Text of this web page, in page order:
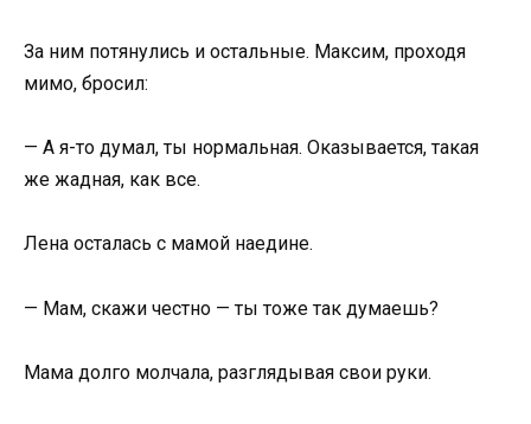
За ним потянулись и остальные. Максим, проходя
мимо, бросил:
— А я-то думал, ты нормальная. Оказывается, такая
же жадная, как все.
Лена осталась с мамой наедине.
— Мам, скажи честно — ты тоже так думаешь?
Мама долго молчала, разглядывая свои руки.